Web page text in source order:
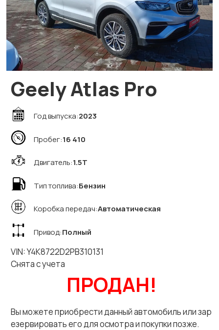
Geely Atlas Pro
Год выпуска:2023
Пробег:16 410
Двигатель:1.5T
Тип топлива:Бензин
Коробка передач:Автоматическая
Привод:Полный
VIN: Y4K8722D2PB310131
Снята с учета
ПРОДАН!
Вы можете приобрести данный автомобиль или зар
езервировать его для осмотра и покупки позже.